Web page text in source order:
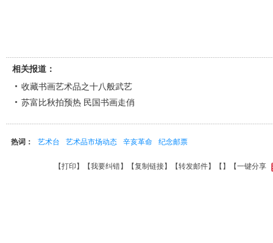
相关报道：
收藏书画艺术品之十八般武艺
苏富比秋拍预热 民国书画走俏
热词： 艺术台 艺术品市场动态 辛亥革命 纪念邮票
【打印 】【我要纠错】【复制链接】【转发邮件】【 】 【一键分享